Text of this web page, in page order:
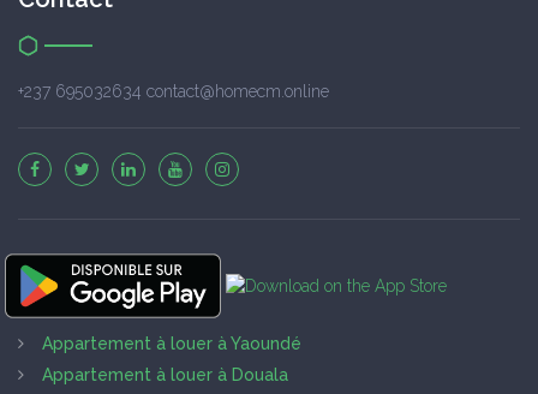
+237 695032634 contact@homecm.online
Appartement à louer à Yaoundé
Appartement à louer à Douala